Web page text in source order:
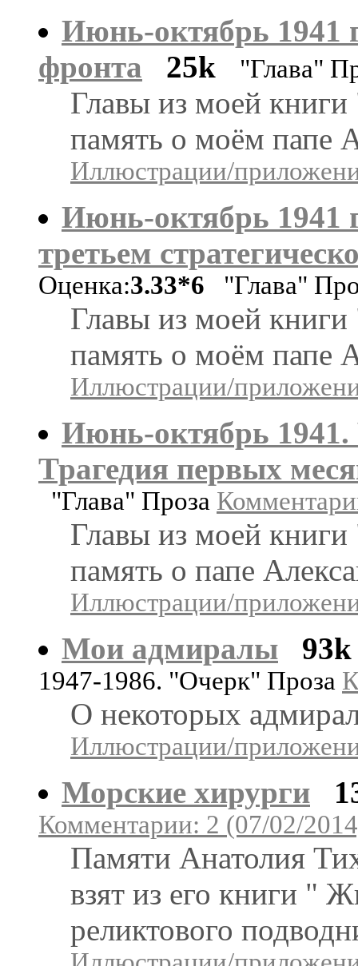
Июнь-октябрь 1941
фронта
25k "Глава"
Главы из моей
память о моём
Иллюстрации/
Июнь-октябрь 1941
третьем
Оценка:3.33*6 "Глава"
Главы из моей
память о моём
Иллюстрации/
Июнь-октябрь 1941.
Трагедия первых
"Глава" Проза
Главы из моей
память о папе
Иллюстрации/
Мои адмиралы 93k
1947-1986. "Очерк" Проза
О некоторых
Иллюстрации/
Морские хирурги
Комментарии: 2 (07/02/
Памяти Анатолия
взят из его книги "
реликтового